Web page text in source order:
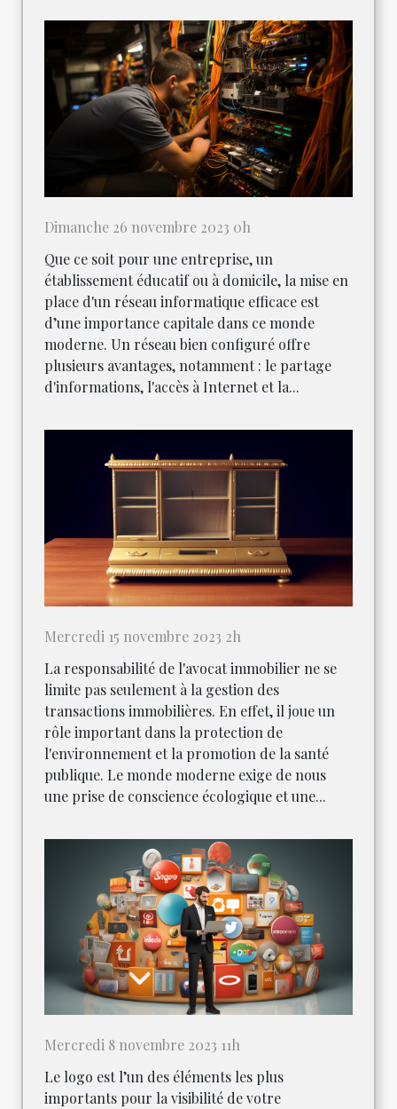
Dimanche 26 novembre 2023 0h
Que ce soit pour une entreprise, un
établissement éducatif ou à domicile, la mise en
place d'un réseau informatique efficace est
d’une importance capitale dans ce monde
moderne. Un réseau bien configuré offre
plusieurs avantages, notamment : le partage
d'informations, l'accès à Internet et la...
Mercredi 15 novembre 2023 2h
La responsabilité de l'avocat immobilier ne se
limite pas seulement à la gestion des
transactions immobilières. En effet, il joue un
rôle important dans la protection de
l'environnement et la promotion de la santé
publique. Le monde moderne exige de nous
une prise de conscience écologique et une...
Mercredi 8 novembre 2023 11h
Le logo est l’un des éléments les plus
importants pour la visibilité de votre